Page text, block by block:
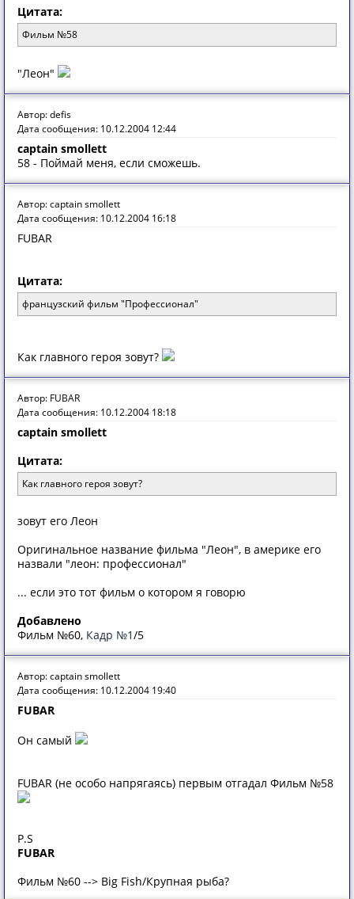
Цитата:
Фильм №58
"Леон"
Автор: defis
Дата сообщения: 10.12.2004 12:44
captain smollett
58 - Поймай меня, если сможешь.
Автор: captain smollett
Дата сообщения: 10.12.2004 16:18
FUBAR
Цитата:
французский фильм "Профессионал"
Как главного героя зовут?
Автор: FUBAR
Дата сообщения: 10.12.2004 18:18
captain smollett
Цитата:
Как главного героя зовут?
зовут его Леон
Оригинальное название фильма "Леон", в америке его
назвали "леон: профессионал"
... если это тот фильм о котором я говорю
Добавлено
Фильм №60, Кадр №1/5
Автор: captain smollett
Дата сообщения: 10.12.2004 19:40
FUBAR
Он самый
FUBAR (не особо напрягаясь) первым отгадал Фильм №58
P.S
FUBAR
Фильм №60 --> Big Fish/Крупная рыба?